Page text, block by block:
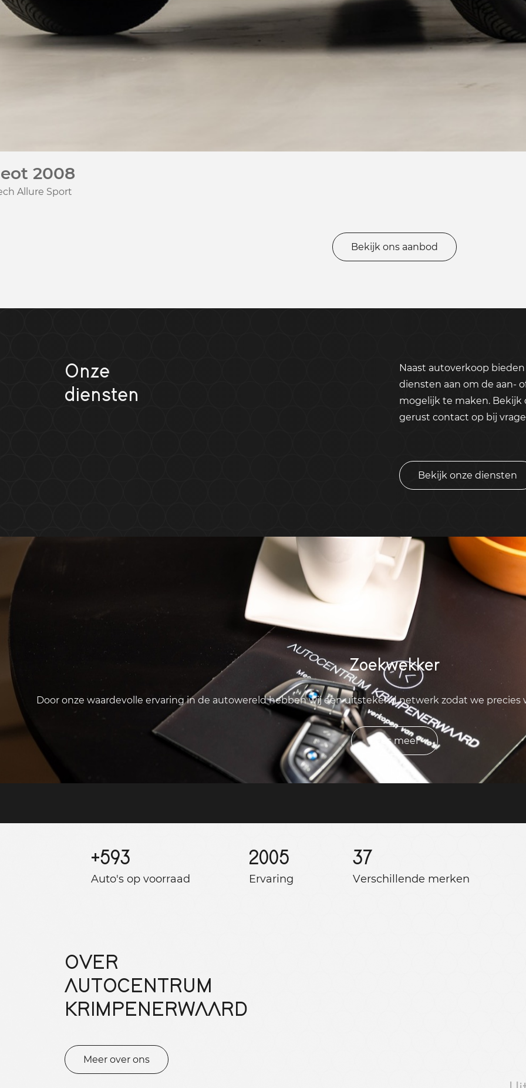
2008
Allure Sport
Bekijk ons aanbod
Onze
diensten
Naast autoverkoop
diensten aan om de aan-
mogelijk te maken. Bekijk
gerust contact op bij
Bekijk onze diensten
Zoekwekker
Door onze waardevolle ervaring in de autowereld hebben wij een uitstekend netwerk zodat we
Lees meer
+593
Auto's op voorraad
2005
Ervaring
37
Verschillende merken
OVER
AUTOCENTRUM
KRIMPENERWAARD
Meer over ons